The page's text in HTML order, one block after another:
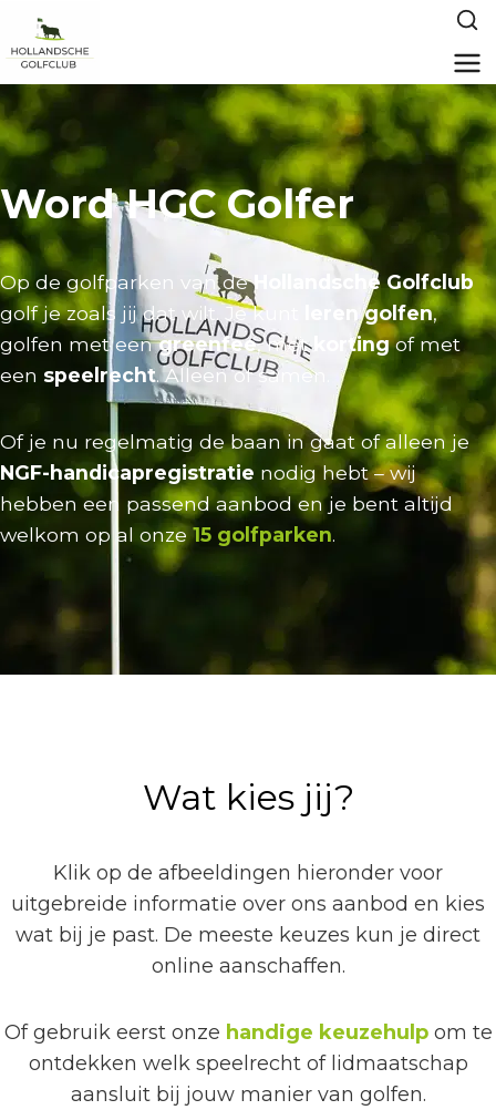
Word HGC Golfer
Op de golfparken van deHollandsche Golfclub
golf je zoals jij dat wilt. Je kunt
leren golfen,
golfen met eengreenfee, met kortingof met
een speelrecht. Alleen of samen.
Of je nu regelmatig de baan in gaat of alleen je
NGF-handicapregistratie nodig hebt – wij
hebben een passend aanbod en je bent altijd
welkom op al onze 15 golfparken.
Wat kies jij?
Klik op de afbeeldingen hieronder voor
uitgebreide informatie over ons aanbod en kies
wat bij je past. De meeste keuzes kun je direct
online aanschaffen.
Of gebruik eerst onze handige keuzehulpom te
ontdekken welk speelrecht of lidmaatschap
aansluit bij jouw manier van golfen.